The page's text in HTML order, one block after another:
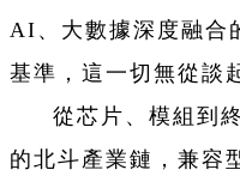
AI、大數據深度融
基準，這一切無從談
從芯片、模組到
的北斗產業鏈，兼容